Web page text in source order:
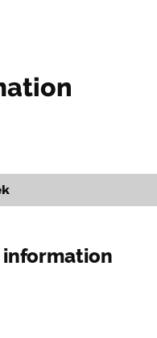
information